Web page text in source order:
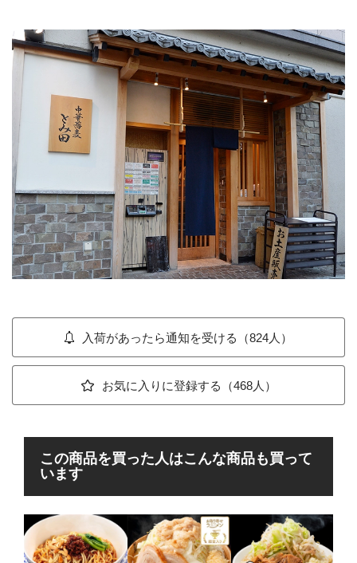
入荷があったら通知を受ける（824人）
お気に入りに登録する（468人）
この商品を買った人はこんな商品も買って
います